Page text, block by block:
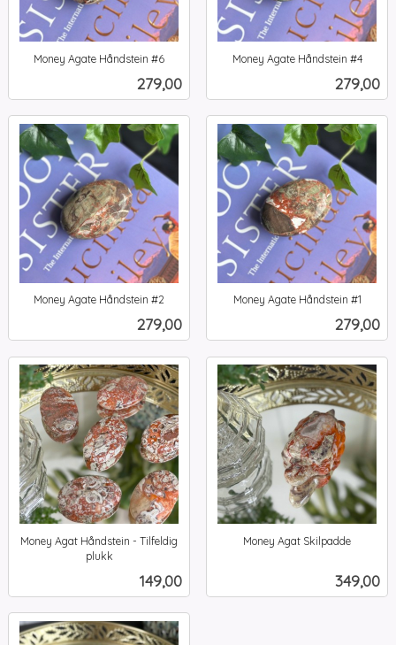
Money Agate Håndstein #6
Pris
279,00
Money Agate Håndstein #4
Pris
279,00
Money Agate Håndstein #2
Pris
279,00
Money Agate Håndstein #1
Pris
279,00
Money Agat Håndstein - Tilfeldig
plukk
Pris
149,00
Money Agat Skilpadde
Pris
349,00